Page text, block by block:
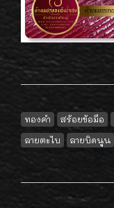
ทองคำ สร้อยข้อมือ
ลายตะไบ
ลายบิดนูน